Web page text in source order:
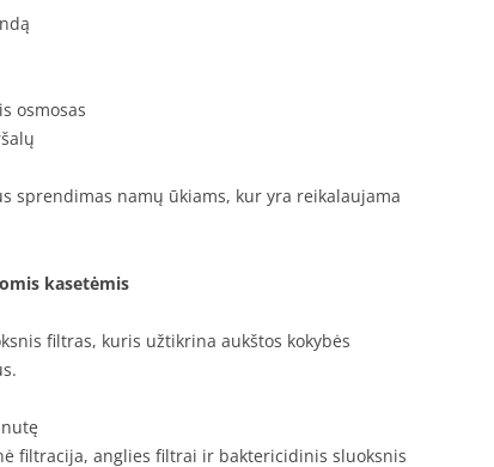
osmosas
sprendimas namų ūkiams, kur yra reikalaujama
kasetėmis
filtras, kuris užtikrina aukštos kokybės
filtracija, anglies filtrai ir baktericidinis sluoksnis